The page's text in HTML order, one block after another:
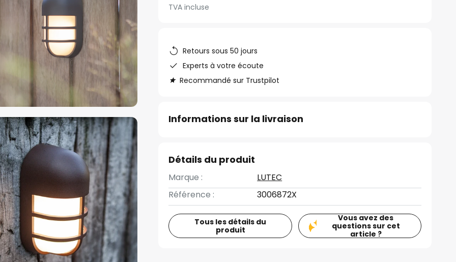
TVA incluse
Retours sous 50 jours
Experts à votre écoute
Recommandé sur Trustpilot
Informations sur la livraison
Détails du produit
Marque :
LUTEC
Référence :
3006872X
Tous les détails du
produit
Vous avez des
questions sur cet
article ?